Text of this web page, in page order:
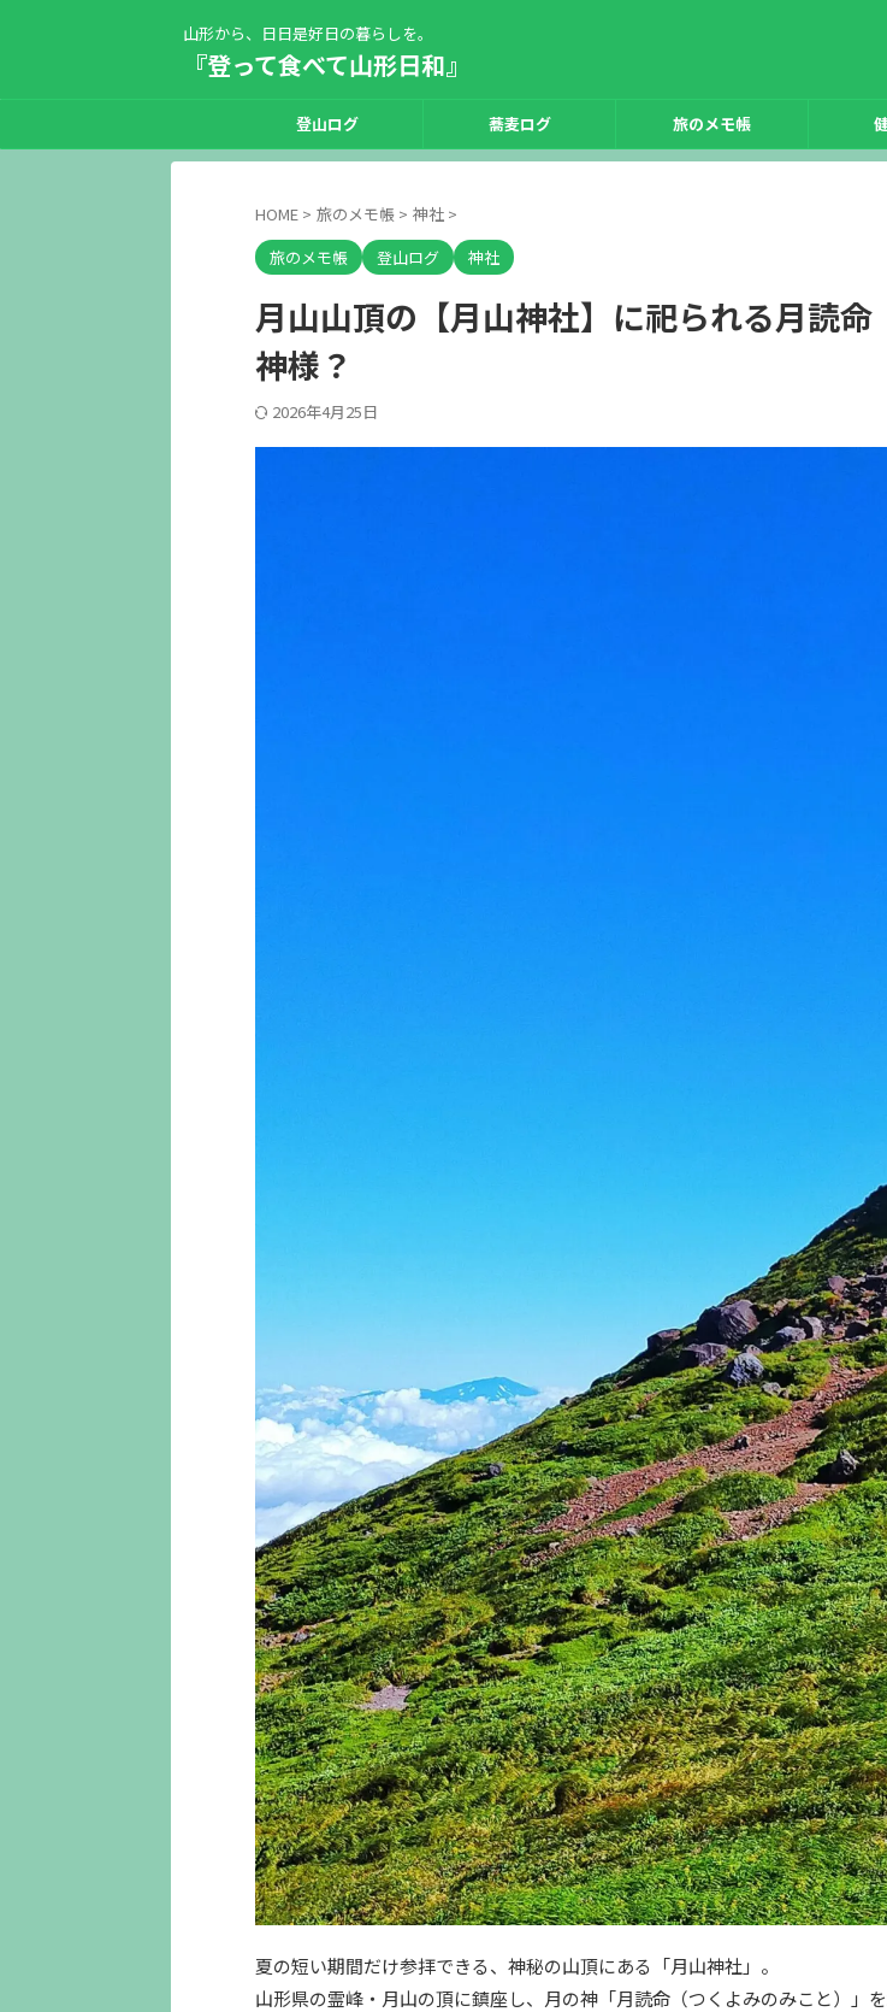
山形から、日日是好日の暮らしを。
『登って食べて山形日和』
登山ログ 蕎麦ログ 旅のメモ帳
HOME > 旅のメモ帳 > 神社 >
旅のメモ帳
登山ログ 神社
月山山頂の【月山神社】に祀られる月読
神様？
2026年4月25日
夏の短い期間だけ参拝できる、神秘の山頂にある「月山神社」。
山形県の霊峰・月山の頂に鎮座し、月の神「月読命（つくよみのみこと）」